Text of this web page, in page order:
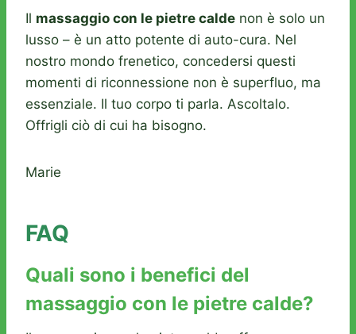
Il massaggio con le pietre calde non è solo un
lusso – è un atto potente di auto-cura. Nel
nostro mondo frenetico, concedersi questi
momenti di riconnessione non è superfluo, ma
essenziale. Il tuo corpo ti parla. Ascoltalo.
Offrigli ciò di cui ha bisogno.
Marie
FAQ
Quali sono i benefici del
massaggio con le pietre calde?